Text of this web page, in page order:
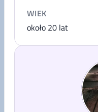
WIEK
około 20 lat